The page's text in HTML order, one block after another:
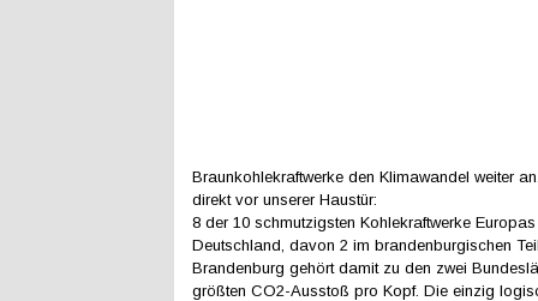
Braunkohlekraftwerke den Klimawandel weiter
direkt vor unserer Haustür:
8 der 10 schmutzigsten Kohlekraftwerke
Deutschland, davon 2 im brandenburgischen
Brandenburg gehört damit zu den zwei
größten CO2-Ausstoß pro Kopf. Die einzig